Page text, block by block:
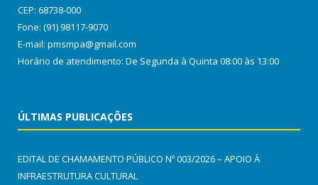
CEP: 68738-000
Fone: (91) 98117-9070
E-mail: pmsmpa@gmail.com
Horário de atendimento: De Segunda à Quinta 08:00 às 13:00
ÚLTIMAS PUBLICAÇÕES
EDITAL DE CHAMAMENTO PÚBLICO Nº 003/2026 – APOIO À
INFRAESTRUTURA CULTURAL